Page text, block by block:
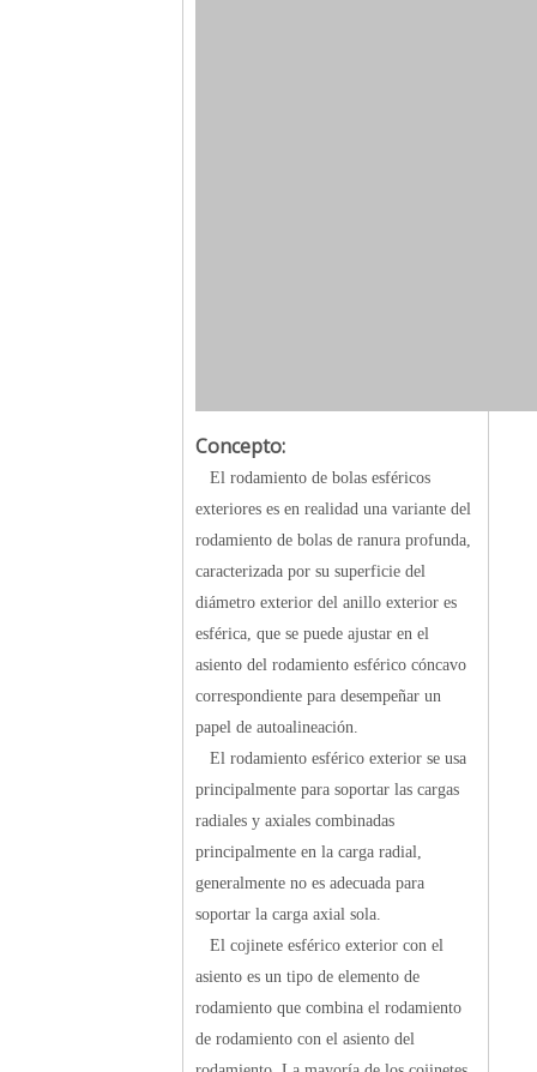
Concepto:
El rodamiento de bolas esféricos
exteriores es en realidad una variante del
rodamiento de bolas de ranura profunda,
caracterizada por su superficie del
diámetro exterior del anillo exterior es
esférica, que se puede ajustar en el
asiento del rodamiento esférico cóncavo
correspondiente para desempeñar un
papel de autoalineación.
El rodamiento esférico exterior se usa
principalmente para soportar las cargas
radiales y axiales combinadas
principalmente en la carga radial,
generalmente no es adecuada para
soportar la carga axial sola.
El cojinete esférico exterior con el
asiento es un tipo de elemento de
rodamiento que combina el rodamiento
de rodamiento con el asiento del